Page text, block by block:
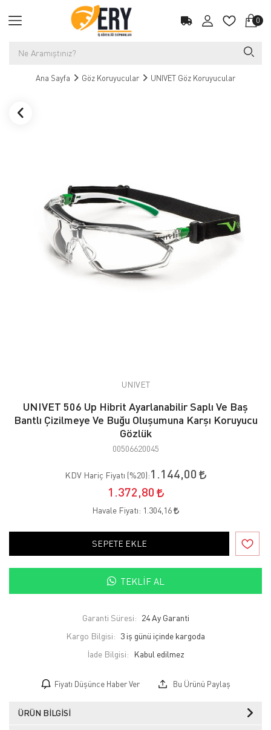
0
Ana Sayfa Göz Koruyucular UNIVET Göz Koruyucular
UNIVET
UNIVET 506 Up Hibrit Ayarlanabilir Saplı Ve Baş
Bantlı Çizilmeye Ve Buğu Oluşumuna Karşı Koruyucu
Gözlük
00506620045
KDV Hariç Fiyatı (%20):1.144,00
1.372,80
Havale Fiyatı: 1.304,16
SEPETE EKLE
TEKLIF AL
Garanti Süresi: 24 Ay Garanti
Kargo Bilgisi: 3 iş günü içinde kargoda
İade Bilgisi:
Fiyatı Düşünce Haber Ver Bu Ürünü Paylaş
ÜRÜN BILGISI